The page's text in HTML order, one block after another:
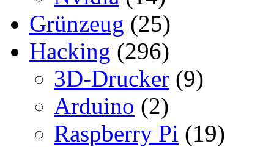
Grünzeug (25)
Hacking (296)
3D-Drucker (9)
Arduino (2)
Raspberry Pi (19)